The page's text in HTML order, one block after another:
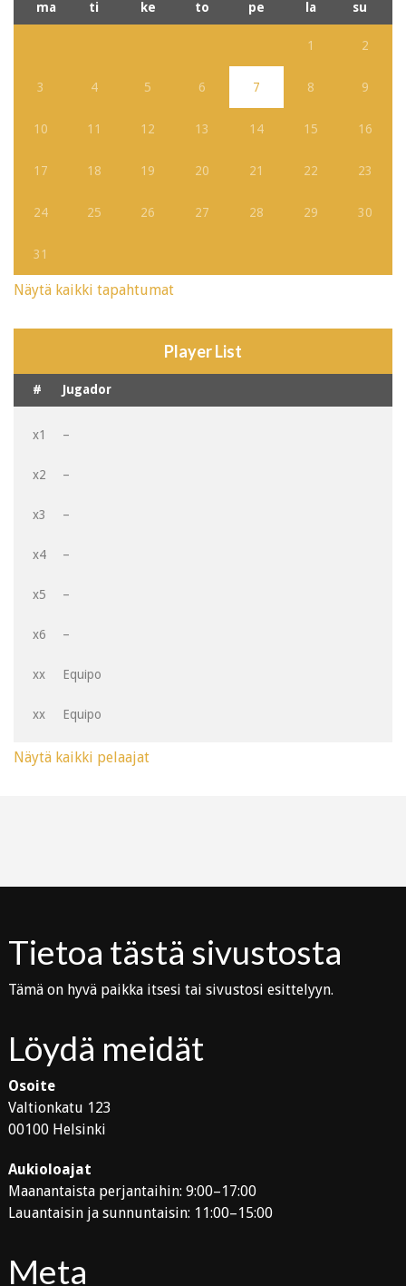
ma ti ke to pe la su
1 2
3 4 5 6 7 8 9
10 11 12 13 14 15 16
17 18 19 20 21 22 23
24 25 26 27 28 29 30
31
Näytä kaikki tapahtumat
Player List
# Jugador
x1 –
x2 –
x3 –
x4 –
x5 –
x6 –
xx Equipo
xx Equipo
Näytä kaikki pelaajat
Tietoa tästä sivustosta
Tämä on hyvä paikka itsesi tai sivustosi esittelyyn.
Löydä meidät
Osoite
Valtionkatu 123
00100 Helsinki
Aukioloajat
Maanantaista perjantaihin: 9:00–17:00
Lauantaisin ja sunnuntaisin: 11:00–15:00
Meta